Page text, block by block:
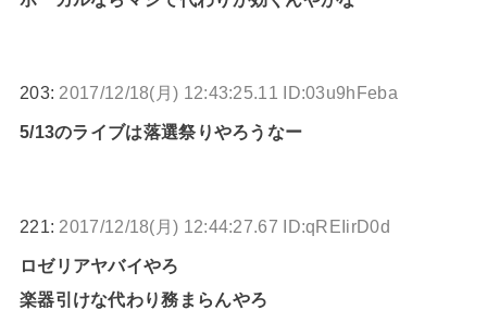
203: 2017/12/18(月) 12:43:25.11 ID:03u9hFeba
5/13のライブは落選祭りやろうなー
221: 2017/12/18(月) 12:44:27.67 ID:qREIirD0d
ロゼリアヤバイやろ
楽器引けな代わり務まらんやろ